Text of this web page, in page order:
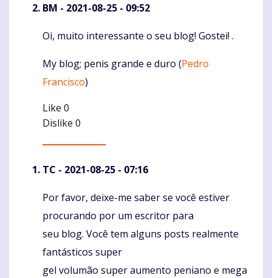
BM - 2021-08-25 - 09:52
Komentaras
Oi, muito interessante o seu blog! Gostei! .
My blog; penis grande e duro (Pedro
Francisco)
Like 0
Dislike 0
TC - 2021-08-25 - 07:16
Komentaras
Por favor, deixe-me saber se você estiver
procurando por um escritor para
seu blog. Você tem alguns posts realmente
fantásticos super
gel volumão super aumento peniano e mega